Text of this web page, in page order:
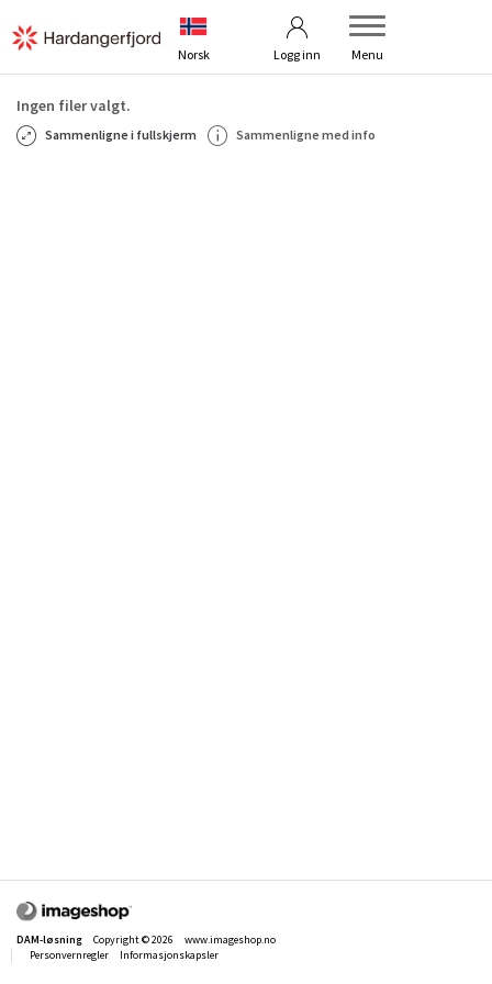
Norsk Logg inn Menu
Kontakt oss
Ingen filer valgt.
Sammenligne i fullskjerm Sammenligne med info
DAM-løsning Copyright © 2026
www.imageshop.no
Personvernregler
Informasjonskapsler